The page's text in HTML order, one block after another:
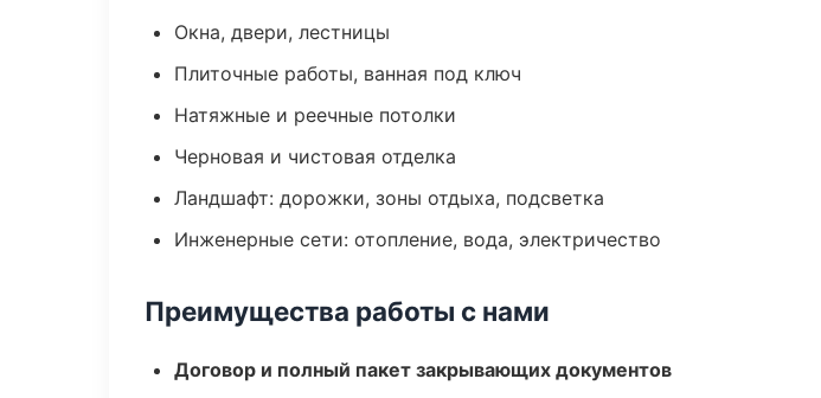
Окна, двери, лестницы
Плиточные работы, ванная под ключ
Натяжные и реечные потолки
Черновая и чистовая отделка
Ландшафт: дорожки, зоны отдыха, подсветка
Инженерные сети: отопление, вода, электричество
Преимущества работы с нами
Договор и полный пакет закрывающих документов